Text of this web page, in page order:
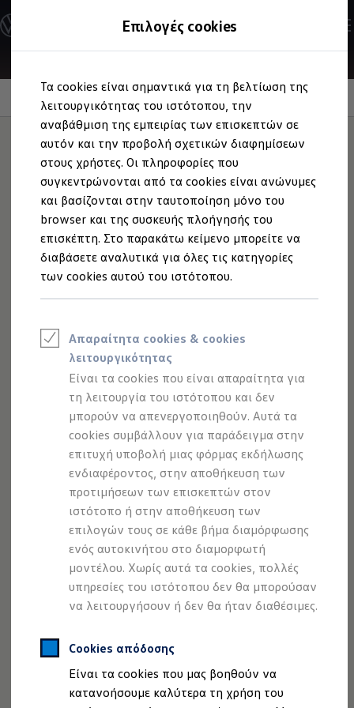
Επιλογές cookies
Τα cookies είναι σημαντικά για τη βελτίωση της
λειτουργικότητας του ιστότοπου, την
αναβάθμιση της εμπειρίας των επισκεπτών σε
αυτόν και την προβολή σχετικών διαφημίσεων
στους χρήστες. Οι πληροφορίες που
συγκεντρώνονται από τα cookies είναι ανώνυμες
και βασίζονται στην ταυτοποίηση μόνο του
browser και της συσκευής πλοήγησής του
επισκέπτη. Στο παρακάτω κείμενο μπορείτε να
διαβάσετε αναλυτικά για όλες τις κατηγορίες
των cookies αυτού του ιστότοπου.
Απαραίτητα cookies & cookies
λειτουργικότητας
Είναι τα cookies που είναι απαραίτητα για
τη λειτουργία του ιστότοπου και δεν
μπορούν να απενεργοποιηθούν. Αυτά τα
cookies συμβάλλουν για παράδειγμα στην
επιτυχή υποβολή μιας φόρμας εκδήλωσης
ενδιαφέροντος, στην αποθήκευση των
προτιμήσεων των επισκεπτών στον
ιστότοπο ή στην αποθήκευση των
επιλογών τους σε κάθε βήμα διαμόρφωσης
ενός αυτοκινήτου στο διαμορφωτή
μοντέλου. Χωρίς αυτά τα cookies, πολλές
υπηρεσίες του ιστότοπου δεν θα μπορούσαν
να λειτουργήσουν ή δεν θα ήταν διαθέσιμες.
Cookies απόδοσης
Είναι τα cookies που μας βοηθούν να
κατανοήσουμε καλύτερα τη χρήση του
στο
περιεχόμενο
στο
footer
Ανακαλύψτε τα Μοντέλα
Διαμορφώστε το Volkswagen σας
Επαγγελματικά Οχήματα Volkswagen
Ηλεκτρικά & eHybrid μοντέλα
Ηλεκτρικά μοντέλα
ID.3 Neo
Νέο ID. Polo
ID.4
ID.4 GTX
ID.5
ID.5 GTX
ID.7
ID.7 GTX
ID. Buzz
ID. Buzz Cargo
ID. CROSS
eHybrid μοντέλα
Golf GTE
Νέο Tayron ehybrid
e-Tools για ηλεκτρικά αυτοκίνητα
Προσομοιωτής αυτονομίας
Προσομοιωτής χρόνου φόρτισης
Προσομοιωτής κόστους φόρτισης
ID. Ενημερώσεις λογισμικού
We Charge - Υπηρεσία Φόρτισης
Εύρεση δημόσιων σημείων φόρτισης
ID. Charger
Ενημέρωση ID.
Πλατφόρμα MEB
Μύθοι & Αλήθειες για την ηλεκτροκίνηση
Πού μπορώ να φορτίσω;
Πόσο μακριά μπορώ να φτάσω;
Πώς μπορώ να πληρώσω;
Πώς μπορώ να φορτίσω;
Η αντλία θερμότητας στα ID.
Η λειτουργία ανάκτησης ενέργειας κατά την
Το σύστημα πέδησης στα ID.
Διαθέσιμα νέα και μεταχειρισμένα αυτοκίνητα
Διαθέσιμα νέα αυτοκίνητα
Χρηματοδότηση και Leasing
Volkswagen Easy Living
Χρηματοδότηση Auto Credit
Χρηματοδότηση Classic Credit
Καινοτόμες Τεχνολογίες
Επίδόσεις
Ενισχυμένες
επιδόσεις, περισσότερη
άνεση